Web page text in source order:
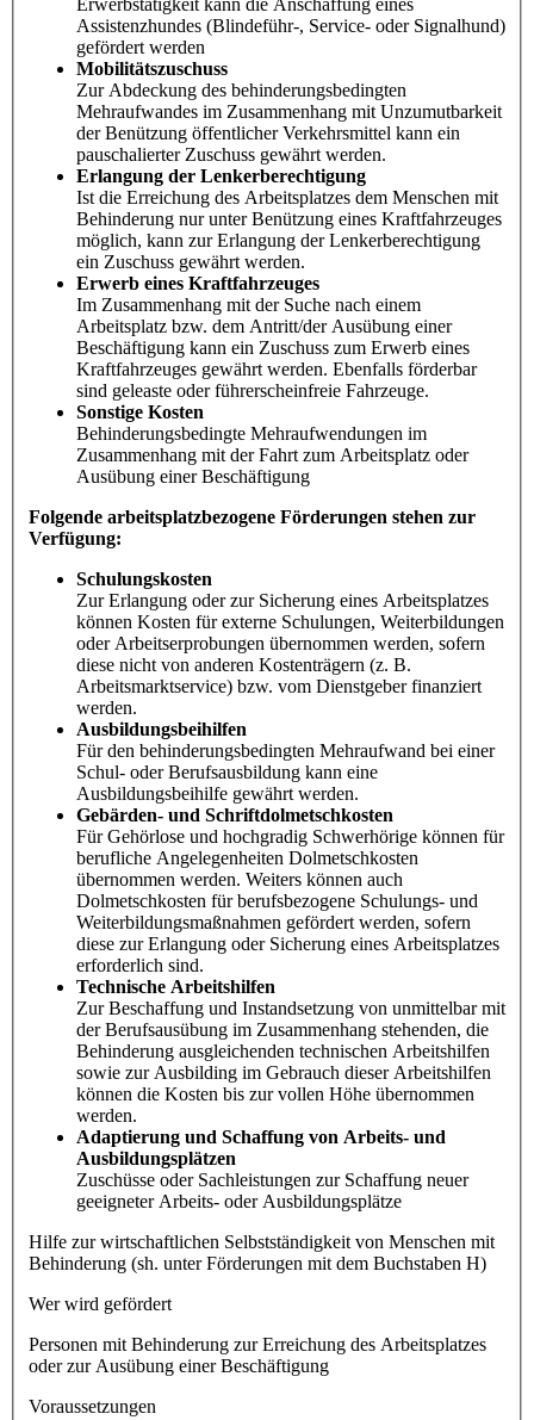
Assistenzhundes (Blindeführ-, Service- oder Signalhund)
gefördert werden
Mobilitätszuschuss
Zur Abdeckung des behinderungsbedingten
Mehraufwandes im Zusammenhang mit Unzumutbarkeit
der Benützung öffentlicher Verkehrsmittel kann ein
pauschalierter Zuschuss gewährt werden.
Erlangung der Lenkerberechtigung
Ist die Erreichung des Arbeitsplatzes dem Menschen mit
Behinderung nur unter Benützung eines Kraftfahrzeuges
möglich, kann zur Erlangung der Lenkerberechtigung
ein Zuschuss gewährt werden.
Erwerb eines Kraftfahrzeuges
Im Zusammenhang mit der Suche nach einem
Arbeitsplatz bzw. dem Antritt/der Ausübung einer
Beschäftigung kann ein Zuschuss zum Erwerb eines
Kraftfahrzeuges gewährt werden. Ebenfalls förderbar
sind geleaste oder führerscheinfreie Fahrzeuge.
Sonstige Kosten
Behinderungsbedingte Mehraufwendungen im
Zusammenhang mit der Fahrt zum Arbeitsplatz oder
Ausübung einer Beschäftigung
Folgende arbeitsplatzbezogene Förderungen stehen zur
Verfügung:
Schulungskosten
Zur Erlangung oder zur Sicherung eines Arbeitsplatzes
können Kosten für externe Schulungen, Weiterbildungen
oder Arbeitserprobungen übernommen werden, sofern
diese nicht von anderen Kostenträgern (z. B.
Arbeitsmarktservice) bzw. vom Dienstgeber finanziert
werden.
Ausbildungsbeihilfen
Für den behinderungsbedingten Mehraufwand bei einer
Schul- oder Berufsausbildung kann eine
Ausbildungsbeihilfe gewährt werden.
Gebärden- und Schriftdolmetschkosten
Für Gehörlose und hochgradig Schwerhörige können für
berufliche Angelegenheiten Dolmetschkosten
übernommen werden. Weiters können auch
Dolmetschkosten für berufsbezogene Schulungs- und
Weiterbildungsmaßnahmen gefördert werden, sofern
diese zur Erlangung oder Sicherung eines Arbeitsplatzes
erforderlich sind.
Technische Arbeitshilfen
Zur Beschaffung und Instandsetzung von unmittelbar mit
der Berufsausübung im Zusammenhang stehenden, die
Behinderung ausgleichenden technischen Arbeitshilfen
sowie zur Ausbilding im Gebrauch dieser Arbeitshilfen
können die Kosten bis zur vollen Höhe übernommen
werden.
Adaptierung und Schaffung von Arbeits- und
Ausbildungsplätzen
Zuschüsse oder Sachleistungen zur Schaffung neuer
geeigneter Arbeits- oder Ausbildungsplätze
Hilfe zur wirtschaftlichen Selbstständigkeit von Menschen mit
Behinderung (sh. unter Förderungen mit dem Buchstaben H)
Wer wird gefördert
Personen mit Behinderung zur Erreichung des Arbeitsplatzes
oder zur Ausübung einer Beschäftigung
Voraussetzungen